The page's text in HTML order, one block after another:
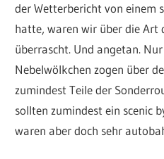
der Wetterbericht von einem
hatte, waren wir über die Art
überrascht. Und angetan.
Nebelwölkchen zogen über
zumindest Teile der
sollten zumindest ein scenic
waren aber doch sehr